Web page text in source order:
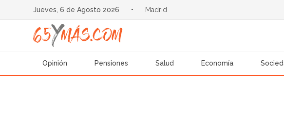
Jueves, 6 de Agosto 2026 • Madrid
Opinión Pensiones Salud Economía